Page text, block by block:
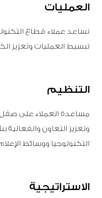
العمليات
نساعد عملاء قطاع
تبسيط العمليات وتعزيز
التنظيم
مساعدة العملاء على صقل
وتعزيز التعاون
التكنولوجيا ووسائط
الاستراتيجية